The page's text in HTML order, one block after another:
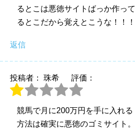
るとこは悪徳サイトばっか作って
るとこだから覚えとこうな！！！
返信
投稿者： 珠希 評価：
競馬で月に200万円を手に入れる
方法は確実に悪徳のゴミサイト。